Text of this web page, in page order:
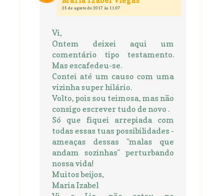
25 de agosto de 2017 às 11:07
Vi,
Ontem deixei aqui um
comentário tipo testamento.
Mas escafedeu-se.
Contei até um causo com uma
vizinha super hilário.
Volto, pois sou teimosa, mas não
consigo escrever tudo de novo .
Só que fiquei arrepiada com
todas essas tuas possibilidades -
ameaças dessas "malas que
andam sozinhas" perturbando
nossa vida!
Muitos beijos,
Maria Izabel